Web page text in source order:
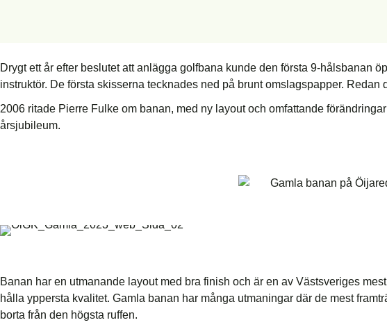
Drygt ett år efter beslutet att anlägga golf­bana kunde den första 9-hålsbanan
instruktör. De första skisserna tecknades ned på brunt omslagspapper.
2006 ritade Pierre Fulke om banan, med ny layout och omfattande
årsjubileum.
Banan har en utmanande layout med bra finish och är en av Västsveriges
hålla yppersta kvalitet. Gamla banan har många utmaningar där de mest
borta från den högsta ruffen.